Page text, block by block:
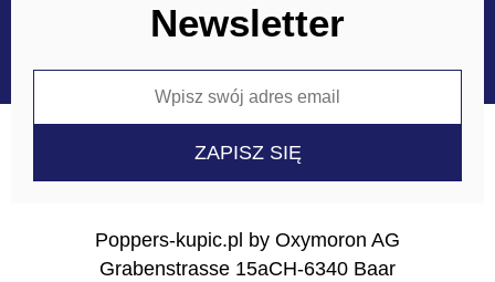
Newsletter
Poppers-kupic.pl by Oxymoron AG
Grabenstrasse 15aCH-6340 Baar